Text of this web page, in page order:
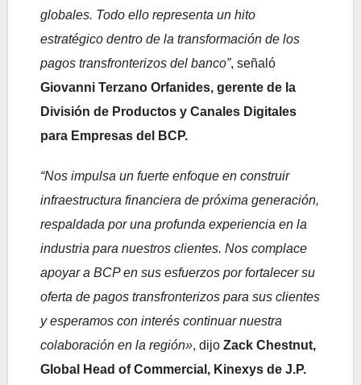
globales. Todo ello representa un hito
estratégico dentro de la transformación de los
pagos transfronterizos del banco”, señaló
Giovanni Terzano Orfanides, gerente de la
División de Productos y Canales Digitales
para Empresas del BCP.
“Nos impulsa un fuerte enfoque en construir
infraestructura financiera de próxima generación,
respaldada por una profunda experiencia en la
industria para nuestros clientes. Nos complace
apoyar a BCP en sus esfuerzos por fortalecer su
oferta de pagos transfronterizos para sus clientes
y esperamos con interés continuar nuestra
colaboración en la región», dijo Zack Chestnut,
Global Head of Commercial, Kinexys de J.P.